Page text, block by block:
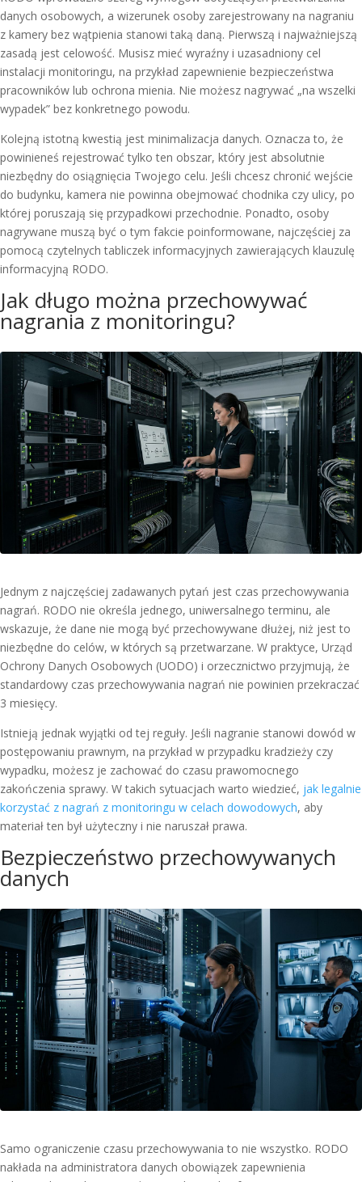
danych osobowych, a wizerunek osoby zarejestrowany na nagraniu
z kamery bez wątpienia stanowi taką daną. Pierwszą i najważniejszą
zasadą jest celowość. Musisz mieć wyraźny i uzasadniony cel
instalacji monitoringu, na przykład zapewnienie bezpieczeństwa
pracowników lub ochrona mienia. Nie możesz nagrywać „na wszelki
wypadek” bez konkretnego powodu.
Kolejną istotną kwestią jest minimalizacja danych. Oznacza to, że
powinieneś rejestrować tylko ten obszar, który jest absolutnie
niezbędny do osiągnięcia Twojego celu. Jeśli chcesz chronić wejście
do budynku, kamera nie powinna obejmować chodnika czy ulicy, po
której poruszają się przypadkowi przechodnie. Ponadto, osoby
nagrywane muszą być o tym fakcie poinformowane, najczęściej za
pomocą czytelnych tabliczek informacyjnych zawierających klauzulę
informacyjną RODO.
Jak długo można przechowywać
nagrania z monitoringu?
Jednym z najczęściej zadawanych pytań jest czas przechowywania
nagrań. RODO nie określa jednego, uniwersalnego terminu, ale
wskazuje, że dane nie mogą być przechowywane dłużej, niż jest to
niezbędne do celów, w których są przetwarzane. W praktyce, Urząd
Ochrony Danych Osobowych (UODO) i orzecznictwo przyjmują, że
standardowy czas przechowywania nagrań nie powinien przekraczać
3 miesięcy.
Istnieją jednak wyjątki od tej reguły. Jeśli nagranie stanowi dowód w
postępowaniu prawnym, na przykład w przypadku kradzieży czy
wypadku, możesz je zachować do czasu prawomocnego
zakończenia sprawy. W takich sytuacjach warto wiedzieć, jak legalnie
korzystać z nagrań z monitoringu w celach dowodowych, aby
materiał ten był użyteczny i nie naruszał prawa.
Bezpieczeństwo przechowywanych
danych
Samo ograniczenie czasu przechowywania to nie wszystko. RODO
nakłada na administratora danych obowiązek zapewnienia